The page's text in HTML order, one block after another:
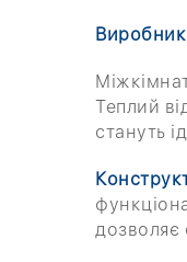
Теплий
стануть
дозволяє